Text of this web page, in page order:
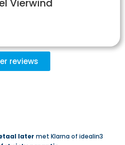
Vierwind
reviews
later met Klarna of idealin3